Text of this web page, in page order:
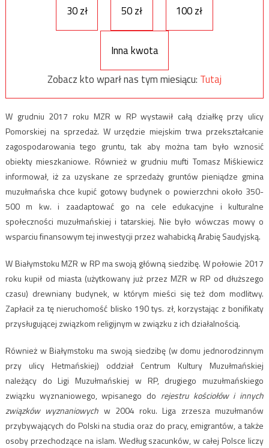
30 zł 50 zł 100 zł
Inna kwota
Zobacz kto wparł nas tym miesiącu: Tutaj
W grudniu 2017 roku MZR w RP wystawił całą działkę przy ulicy
Pomorskiej na sprzedaż. W urzędzie miejskim trwa przekształcanie
zagospodarowania tego gruntu, tak aby można tam było wznosić
obiekty mieszkaniowe. Również w grudniu mufti Tomasz Miśkiewicz
informował, iż za uzyskane ze sprzedaży gruntów pieniądze gmina
muzułmańska chce kupić gotowy budynek o powierzchni około 350-
500 m kw. i zaadaptować go na cele edukacyjne i kulturalne
społeczności muzułmańskiej i tatarskiej. Nie było wówczas mowy o
wsparciu finansowym tej inwestycji przez wahabicką Arabię Saudyjską.
W Białymstoku MZR w RP ma swoją główną siedzibę. W połowie 2017
roku kupił od miasta (użytkowany już przez MZR w RP od dłuższego
czasu) drewniany budynek, w którym mieści się też dom modlitwy.
Zapłacił za tę nieruchomość blisko 190 tys. zł, korzystając z bonifikaty
przysługującej związkom religijnym w związku z ich działalnością.
Również w Białymstoku ma swoją siedzibę (w domu jednorodzinnym
przy ulicy Hetmańskiej) oddział Centrum Kultury Muzułmańskiej
należący do Ligi Muzułmańskiej w RP, drugiego muzułmańskiego
związku wyznaniowego, wpisanego do rejestru kościołów i innych
związków wyznaniowych w 2004 roku. Liga zrzesza muzułmanów
przybywających do Polski na studia oraz do pracy, emigrantów, a także
osoby przechodzące na islam. Według szacunków, w całej Polsce liczy